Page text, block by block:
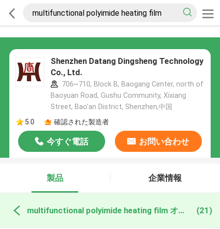
Shenzhen Datang Dingsheng Technology
Co., Ltd.
706~710, Block B, Baogang Center, north of
Baoyuan Road, Gushu Community, Xixiang
Street, Bao'an District, Shenzhen,中国
5.0
確認された製造者
今すぐ電話 お問い合わせ
製品 企業情報
multifunctional polyimide heating film オンライン製造 (21)